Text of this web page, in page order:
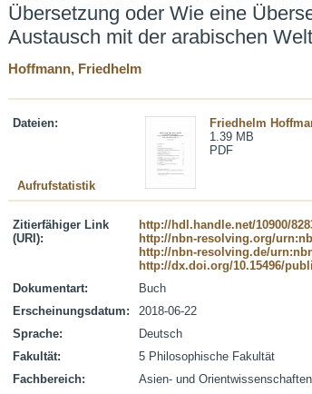
Übersetzung oder Wie eine
Austausch mit der arabischen
Hoffmann, Friedhelm
Dateien:
Friedhelm
1.39 MB
PDF
Aufrufstatistik
Zitierfähiger Link
(URI):
http://hdl.handle.net/10900/
http://nbn-resolving.org/
http://nbn-resolving.de/
http://dx.doi.org/10.15496/
Dokumentart:
Buch
Erscheinungsdatum:
2018-06-22
Sprache:
Deutsch
Fakultät:
5 Philosophische Fakultät
Fachbereich:
Asien- und Orientwissenschaften